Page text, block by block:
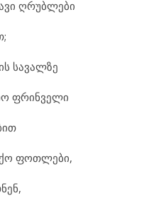
ვი ღრუბლები
სავალზე
ფრინველი
ქო ფოთლები,
ნენ,